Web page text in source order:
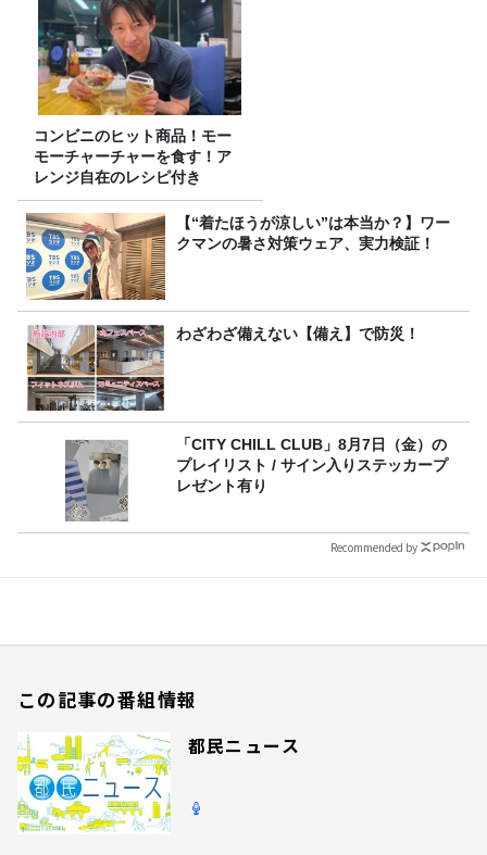
コンビニのヒット商品！モー
モーチャーチャーを食す！ア
レンジ自在のレシピ付き
【“着たほうが涼しい”は本当か？】ワー
クマンの暑さ対策ウェア、実力検証！
わざわざ備えない【備え】で防災！
「CITY CHILL CLUB」8月7日（金）の
プレイリスト / サイン入りステッカープ
レゼント有り
Recommended by
この記事の番組情報
都民ニュース